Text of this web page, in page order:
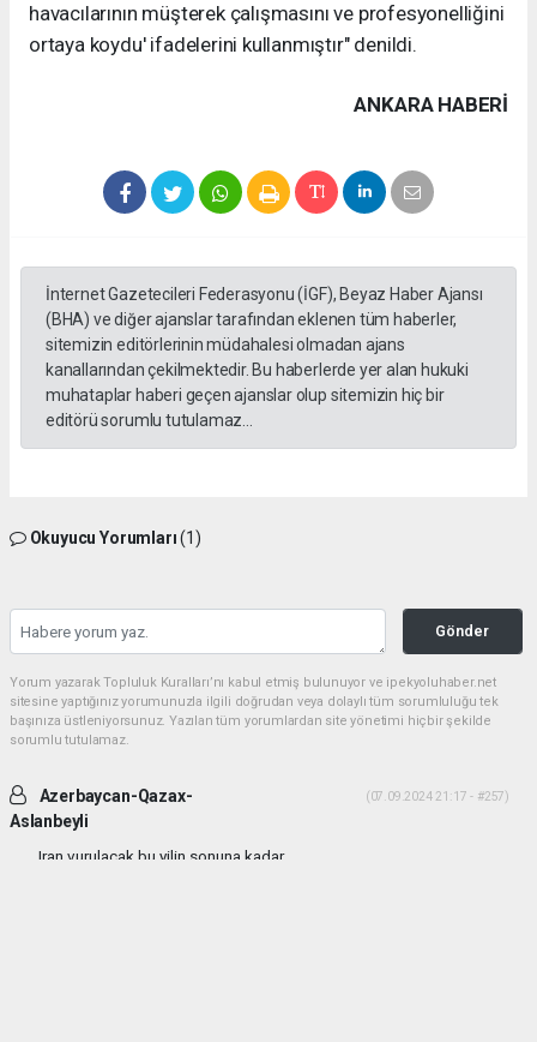
havacılarının müşterek çalışmasını ve profesyonelliğini
ortaya koydu' ifadelerini kullanmıştır" denildi.
ANKARA HABERİ
İnternet Gazetecileri Federasyonu (İGF), Beyaz Haber Ajansı
(BHA) ve diğer ajanslar tarafından eklenen tüm haberler,
sitemizin editörlerinin müdahalesi olmadan ajans
kanallarından çekilmektedir. Bu haberlerde yer alan hukuki
muhataplar haberi geçen ajanslar olup sitemizin hiç bir
editörü sorumlu tutulamaz...
Okuyucu Yorumları(1)
Gönder
Yorum yazarak Topluluk Kuralları’nı kabul etmiş bulunuyor ve ipekyoluhaber.net
sitesine yaptığınız yorumunuzla ilgili doğrudan veya dolaylı tüm sorumluluğu tek
başınıza üstleniyorsunuz. Yazılan tüm yorumlardan site yönetimi hiçbir şekilde
sorumlu tutulamaz.
Azerbaycan-Qazax-
Aslanbeyli
(07.09.2024 21:17 - #257)
Iran vurulacak bu yilin sonuna kadar...